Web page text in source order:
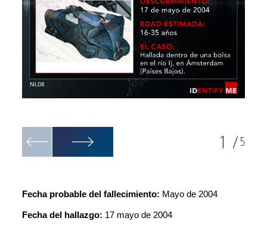
1 /5
Fecha probable del fallecimiento: Mayo de 2004
Fecha del hallazgo: 17 mayo de 2004